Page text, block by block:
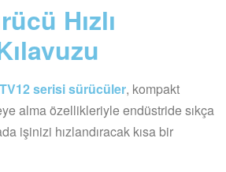
Hızlı
serisi sürücüler, kompakt
alma özellikleriyle endüstride sıkça
işinizi hızlandıracak kısa bir